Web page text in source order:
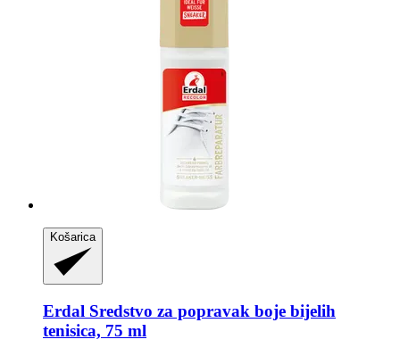
Košarica
Erdal Sredstvo za popravak boje bijelih
tenisica, 75 ml